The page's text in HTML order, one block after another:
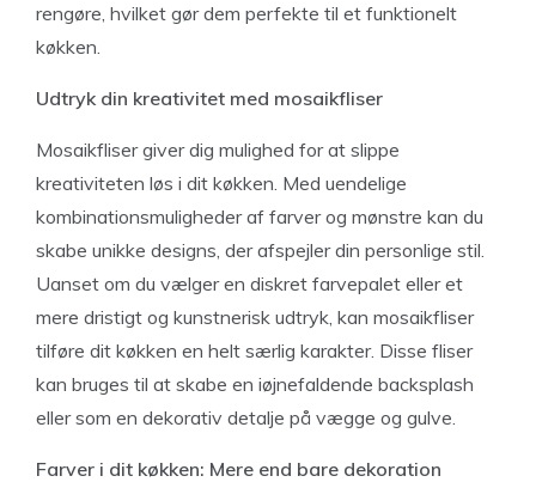
rengøre, hvilket gør dem perfekte til et funktionelt
køkken.
Udtryk din kreativitet med mosaikfliser
Mosaikfliser giver dig mulighed for at slippe
kreativiteten løs i dit køkken. Med uendelige
kombinationsmuligheder af farver og mønstre kan du
skabe unikke designs, der afspejler din personlige stil.
Uanset om du vælger en diskret farvepalet eller et
mere dristigt og kunstnerisk udtryk, kan mosaikfliser
tilføre dit køkken en helt særlig karakter. Disse fliser
kan bruges til at skabe en iøjnefaldende backsplash
eller som en dekorativ detalje på vægge og gulve.
Farver i dit køkken: Mere end bare dekoration